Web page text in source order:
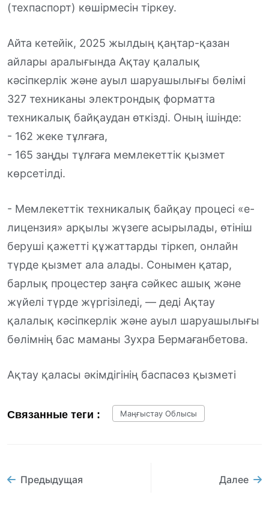
(техпаспорт) көшірмесін тіркеу.
Айта кетейік, 2025 жылдың қаңтар-қазан
айлары аралығында Ақтау қалалық
кәсіпкерлік және ауыл шаруашылығы бөлімі
327 техниканы электрондық форматта
техникалық байқаудан өткізді. Оның ішінде:
- 162 жеке тұлғаға,
- 165 заңды тұлғаға мемлекеттік қызмет
көрсетілді.
- Мемлекеттік техникалық байқау процесі «е-
лицензия» арқылы жүзеге асырылады, өтініш
беруші қажетті құжаттарды тіркеп, онлайн
түрде қызмет ала алады. Сонымен қатар,
барлық процестер заңға сәйкес ашық және
жүйелі түрде жүргізіледі, — деді Ақтау
қалалық кәсіпкерлік және ауыл шаруашылығы
бөлімнің бас маманы Зухра Бермағанбетова.
Ақтау қаласы әкімдігінің баспасөз қызметі
Связанные теги : Маңғыстау Облысы
Предыдущая Далее